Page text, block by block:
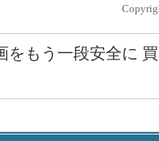
をもう一段安全に